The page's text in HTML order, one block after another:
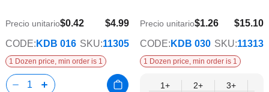
deseos
$4.99
Precio unitario$0.42
CODE: KDB 016 SKU:11305
1 Dozen price, min order is 1
$15.10
$12.27
Precio unitario$1.26
CODE: KDB 030 SKU:11313
1 Dozen price, min order is 1
1+
2+
3+